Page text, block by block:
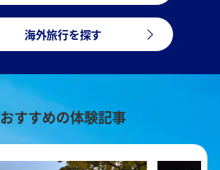
海外旅行を探す
おすすめの体験記事